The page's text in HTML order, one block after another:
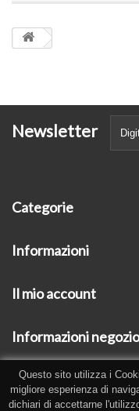
Newsletter
Categorie
Informazioni
Il mio account
Informazioni negozio
Questo sito utilizza i
migliore esperienza di
dichiari di accettarne